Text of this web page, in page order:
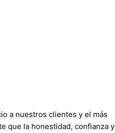
a nuestros clientes y el más
que la honestidad, confianza y